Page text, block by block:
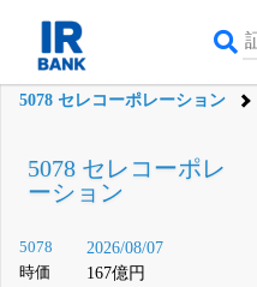
5078 セレコーポレーション
5078 セレコーポレ
ーション
5078 2026/08/07
時価 167億円